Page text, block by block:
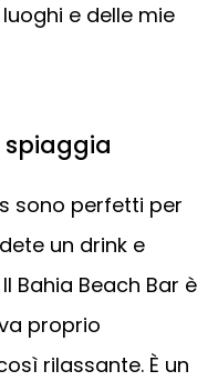
e delle mie
spiaggia
sono perfetti per
un drink e
Bahia Beach Bar è
proprio
rilassante. È un